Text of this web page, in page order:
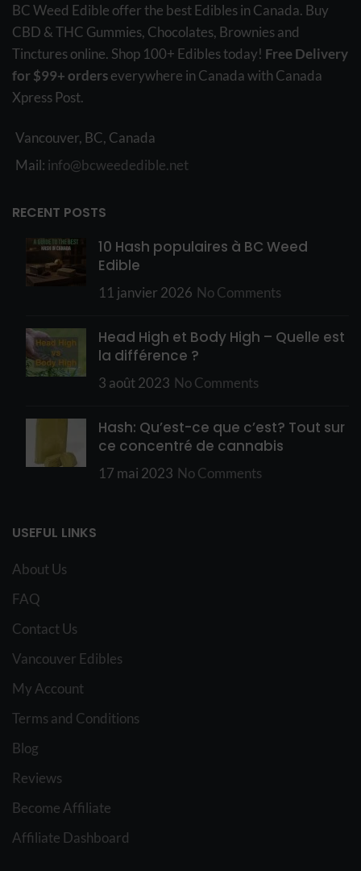
BC Weed Edible offer the best Edibles in Canada. Buy
CBD & THC Gummies, Chocolates, Brownies and
Tinctures online. Shop 100+ Edibles today! Free Delivery
for $99+ orderseverywhere in Canada with Canada
Xpress Post.
Vancouver, BC, Canada
Mail: info@bcweededible.net
RECENT POSTS
10 Hash populaires à BC Weed
Edible
11 janvier 2026 No Comments
Head High et Body High – Quelle est
la différence ?
3 août 2023 No Comments
Hash: Qu’est-ce que c’est? Tout sur
ce concentré de cannabis
17 mai 2023 No Comments
USEFUL LINKS
About Us
FAQ
Contact Us
Vancouver Edibles
My Account
Terms and Conditions
Blog
Reviews
Become Affiliate
Affiliate Dashboard